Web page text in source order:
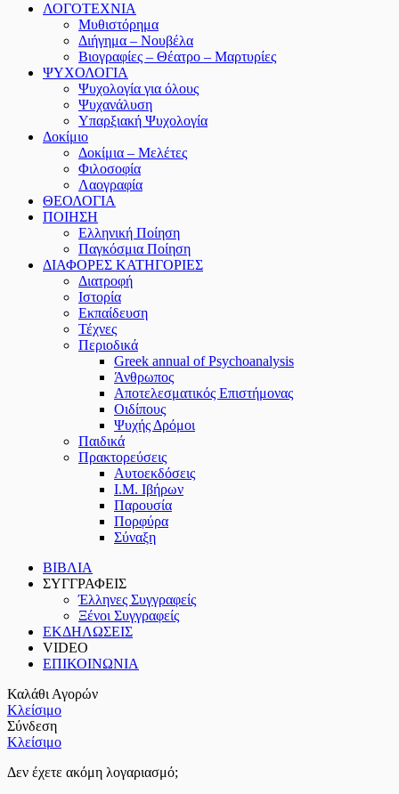
ΛΟΓΟΤΕΧΝΙΑ
Μυθιστόρημα
Διήγημα – Νουβέλα
Βιογραφίες – Θέατρο – Μαρτυρίες
ΨΥΧΟΛΟΓΙΑ
Ψυχολογία για όλους
Ψυχανάλυση
Υπαρξιακή Ψυχολογία
Δοκίμιο
Δοκίμια – Μελέτες
Φιλοσοφία
Λαογραφία
ΘΕΟΛΟΓΙΑ
ΠΟΙΗΣΗ
Ελληνική Ποίηση
Παγκόσμια Ποίηση
ΔΙΑΦΟΡΕΣ ΚΑΤΗΓΟΡΙΕΣ
Διατροφή
Ιστορία
Εκπαίδευση
Τέχνες
Περιοδικά
Greek annual of Psychoanalysis
Άνθρωπος
Αποτελεσματικός Επιστήμονας
Οιδίπους
Ψυχής Δρόμοι
Παιδικά
Πρακτoρεύσεις
Αυτοεκδόσεις
Ι.Μ. Ιβήρων
Παρουσία
Πορφύρα
Σύναξη
ΒΙΒΛΙΑ
ΣΥΓΓΡΑΦΕΙΣ
Έλληνες Συγγραφείς
Ξένοι Συγγραφείς
ΕΚΔΗΛΩΣΕΙΣ
VIDEO
ΕΠΙΚΟΙΝΩΝΙΑ
Καλάθι Αγορών
Κλείσιμο
Σύνδεση
Κλείσιμο
Δεν έχετε ακόμη λογαριασμό;